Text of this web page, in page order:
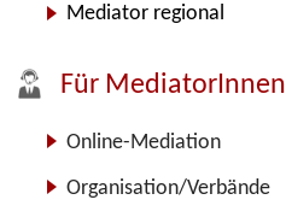
Mediator regional
Für MediatorInnen
Online-Mediation
Organisation/Verbände